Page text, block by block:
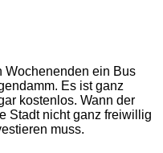
Wochenenden ein Bus
Es ist ganz
kostenlos. Wann der
Stadt nicht ganz freiwillig
muss.